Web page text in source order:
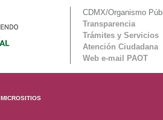
CDMX/Organismo
Transparencia
Trámites y Servicios
Atención Ciudadana
Web e-mail PAOT
MICROSITIOS